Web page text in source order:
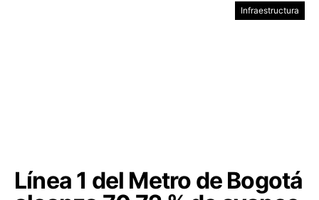
Infraestructura
Línea 1 del Metro de Bogotá